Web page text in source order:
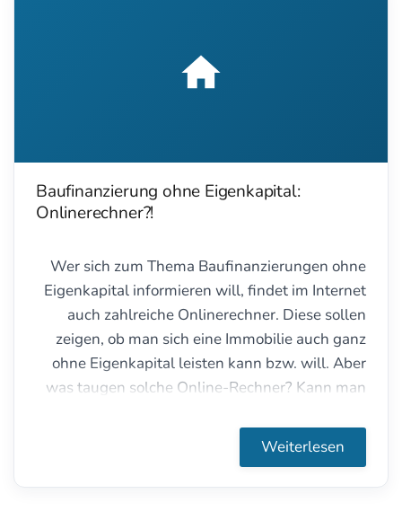
Baufinanzierung ohne Eigenkapital:
Onlinerechner?!
Wer sich zum Thema Baufinanzierungen ohne
Eigenkapital informieren will, findet im Internet
auch zahlreiche Onlinerechner. Diese sollen
zeigen, ob man sich eine Immobilie auch ganz
ohne Eigenkapital leisten kann bzw. will. Aber
was taugen solche Online-Rechner? Kann man
Weiterlesen